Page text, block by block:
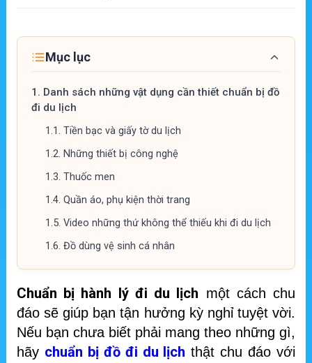
Mục lục
1. Danh sách những vật dụng cần thiết chuẩn bị đồ
đi du lịch
1.1. Tiền bạc và giấy tờ du lịch
1.2. Những thiết bị công nghệ
1.3. Thuốc men
1.4. Quần áo, phụ kiện thời trang
1.5. Video những thứ không thể thiếu khi đi du lịch
1.6. Đồ dùng vệ sinh cá nhân
Chuẩn bị hành lý đi du lịch một cách chu
đáo sẽ giúp bạn tận hưởng kỳ nghỉ tuyệt vời.
Nếu bạn chưa biết phải mang theo những gì,
hãy chuẩn bị đồ đi du lịch thật chu đáo với